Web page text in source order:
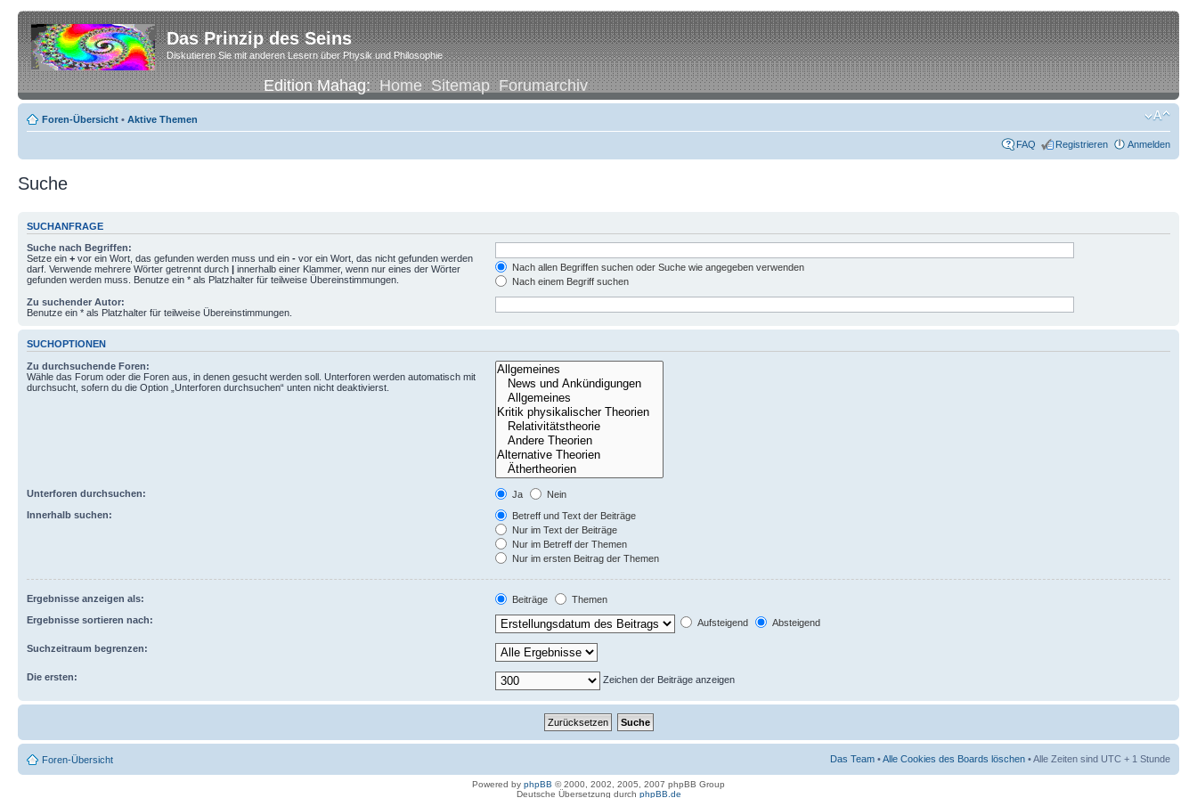
Das Prinzip des Seins
Diskutieren Sie mit anderen Lesern über Physik und Philosophie
Edition Mahag:Home Sitemap Forumarchiv
Foren-Übersicht • Aktive Themen
FAQ Registrieren Anmelden
Suche
SUCHANFRAGE
Suche nach Begriffen:
Setze ein + vor ein Wort, das gefunden werden muss und ein - vor ein Wort, das nicht gefunden werden
darf. Verwende mehrere Wörter getrennt durch | innerhalb einer Klammer, wenn nur eines der Wörter
gefunden werden muss. Benutze ein * als Platzhalter für teilweise Übereinstimmungen.
Nach allen Begriffen suchen oder Suche wie angegeben verwenden
Nach einem Begriff suchen
Zu suchender Autor:
Benutze ein * als Platzhalter für teilweise Übereinstimmungen.
SUCHOPTIONEN
Zu durchsuchende Foren:
Wähle das Forum oder die Foren aus, in denen gesucht werden soll. Unterforen werden automatisch mit
durchsucht, sofern du die Option „Unterforen durchsuchen“ unten nicht deaktivierst.
Unterforen durchsuchen: Ja
Nein
Innerhalb suchen:
Betreff und Text der Beiträge
Nur im Text der Beiträge
Nur im Betreff der Themen
Nur im ersten Beitrag der Themen
Ergebnisse anzeigen als: Beiträge
Themen
Ergebnisse sortieren nach:
Aufsteigend Absteigend
Suchzeitraum begrenzen:
Die ersten: Zeichen der Beiträge anzeigen
Foren-Übersicht Das Team •Alle Cookies des Boards löschen • Alle Zeiten sind UTC + 1 Stunde
Powered by phpBB © 2000, 2002, 2005, 2007 phpBB Group
Deutsche Übersetzung durch phpBB.de